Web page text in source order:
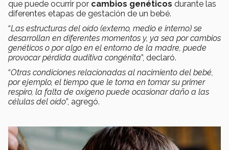
que puede ocurrir por cambios genéticos durante las
diferentes etapas de gestación de un bebé.
“Las estructuras del oído (externo, medio e interno) se
desarrollan en diferentes momentos y, ya sea por cambios
genéticos o por algo en el entorno de la madre, puede
provocar pérdida auditiva congénita”, declaró.
“Otras condiciones relacionadas al nacimiento del bebé,
por ejemplo, el tiempo que le toma en tomar su primer
respiro, la falta de oxígeno puede ocasionar daño a las
células del oído”, agregó.